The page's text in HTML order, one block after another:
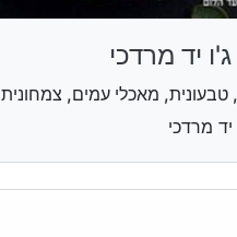
יד מרדכי
טבעונית, מאכלי עמים, צמחונית
מרדכי